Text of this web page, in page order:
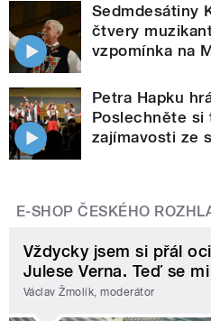
Sedmdesátiny
čtvery
vzpomínka na
Petra Hapku
Poslechněte si
zajímavosti ze
E-SHOP ČESKÉHO
Vždycky jsem si přál
Julese Verna. Teď se
Václav Žmolík, moderátor